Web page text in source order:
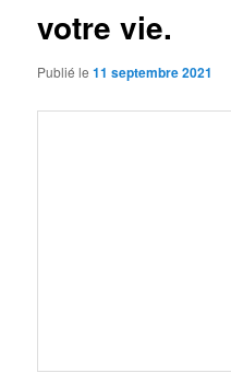
votre vie.
Publié le11 septembre 2021